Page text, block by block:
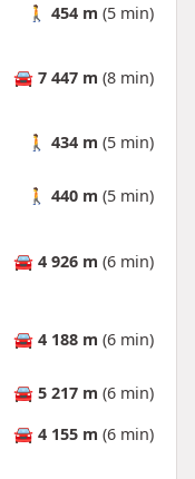
🚶 454 m (5 min)
🚘 7 447 m (8 min)
🚶 434 m (5 min)
🚶 440 m (5 min)
🚘 4 926 m (6 min)
🚘 4 188 m (6 min)
🚘 5 217 m (6 min)
🚘 4 155 m (6 min)